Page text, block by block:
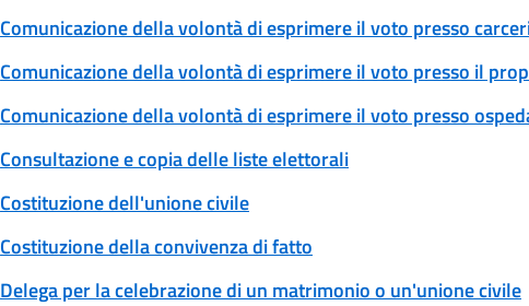
Comunicazione della volontà di esprimere il voto presso
Comunicazione della volontà di esprimere il voto presso il
Comunicazione della volontà di esprimere il voto presso
Consultazione e copia delle liste elettorali
Costituzione dell'unione civile
Costituzione della convivenza di fatto
Delega per la celebrazione di un matrimonio o un'unione civile